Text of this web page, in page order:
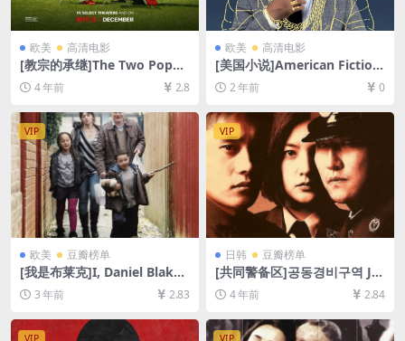
欧美 高清电影
[教宗的承继]The Two Popes
(2019)[百度网盘+迅雷云盘资
源1080P超清未删减][MP4/7.
9GB][中英字幕]
4 年前 2.8
欧美 高清电影
[美国小说]American Fiction
(2023)[百度网盘+夸克网盘10
80P超清未删减资源][网盘在
线播放/下载][MP4/3.6GB][中
英字幕]
2 年前 0
VIP
欧美 豆瓣榜单
[我是布莱克]I, Daniel Blake
(2016)[百度网盘+夸克网盘10
80P超清未删减资源][网盘在
英字幕]
3 年前 2.83
VIP
日韩 豆瓣榜单
[共同警备区]공동경비구역 JS
A (2000)[百度网盘+迅雷云盘
资源1080P超清未删减][MP4/
4 年前 2.84
VIP VIP